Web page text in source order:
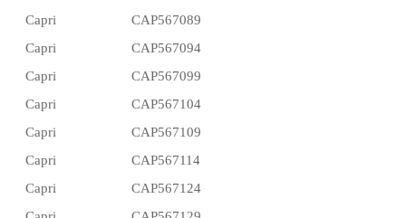
Capri
CAP567089
Capri
CAP567094
Capri
CAP567099
Capri
CAP567104
Capri
CAP567109
Capri
CAP567114
Capri
CAP567124